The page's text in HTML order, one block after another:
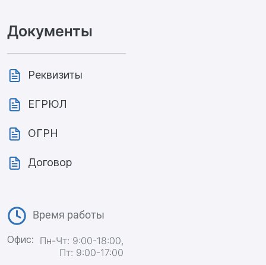
Документы
Реквизиты
ЕГРЮЛ
ОГРН
Договор
Время работы
Офис: Пн-Чт: 9:00-18:00,
Пт: 9:00-17:00